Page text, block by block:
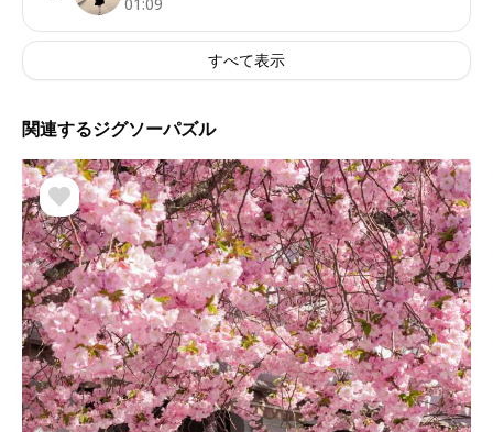
すべて表示
関連するジグソーパズル